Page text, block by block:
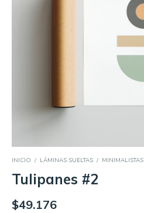
INICIO / LÁMINAS SUELTAS / MINIMALISTAS
Tulipanes #2
$49.176